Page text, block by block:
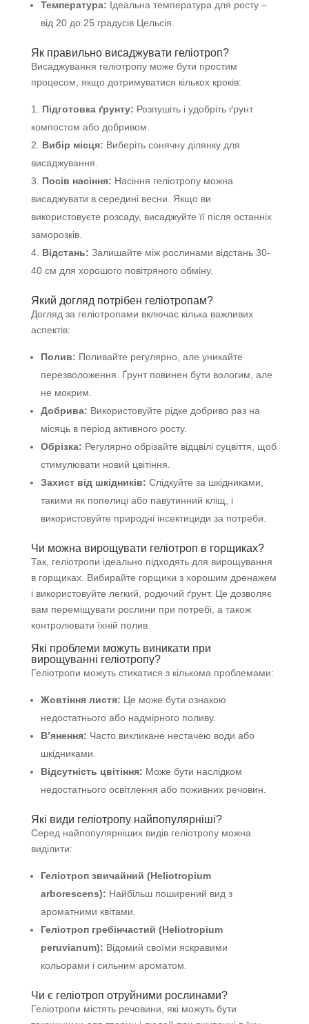
Температура: Ідеальна температура для росту –
від 20 до 25 градусів Цельсія.
Як правильно висаджувати геліотроп?
Висаджування геліотропу може бути простим
процесом, якщо дотримуватися кількох кроків:
Підготовка ґрунту: Розпушіть і удобріть ґрунт
компостом або добривом.
Вибір місця: Виберіть сонячну ділянку для
висаджування.
Посів насіння: Насіння геліотропу можна
висаджувати в середині весни. Якщо ви
використовуєте розсаду, висаджуйте її після останніх
заморозків.
Відстань: Залишайте між рослинами відстань 30-
40 см для хорошого повітряного обміну.
Який догляд потрібен геліотропам?
Догляд за геліотропами включає кілька важливих
аспектів:
Полив: Поливайте регулярно, але уникайте
перезволоження. Ґрунт повинен бути вологим, але
не мокрим.
Добрива: Використовуйте рідке добриво раз на
місяць в період активного росту.
Обрізка: Регулярно обрізайте відцвілі суцвіття, щоб
стимулювати новий цвітіння.
Захист від шкідників: Слідкуйте за шкідниками,
такими як попелиці або павутинний кліщ, і
використовуйте природні інсектициди за потреби.
Чи можна вирощувати геліотроп в горщиках?
Так, геліотропи ідеально підходять для вирощування
в горщиках. Вибирайте горщики з хорошим дренажем
і використовуйте легкий, родючий ґрунт. Це дозволяє
вам переміщувати рослини при потребі, а також
контролювати їхній полив.
Які проблеми можуть виникати при
вирощуванні геліотропу?
Геліотропи можуть стикатися з кількома проблемами:
Жовтіння листя: Це може бути ознакою
недостатнього або надмірного поливу.
В’янення: Часто викликане нестачею води або
шкідниками.
Відсутність цвітіння: Може бути наслідком
недостатнього освітлення або поживних речовин.
Які види геліотропу найпопулярніші?
Серед найпопулярніших видів геліотропу можна
виділити:
Геліотроп звичайний (Heliotropium
arborescens): Найбільш поширений вид з
ароматними квітами.
Геліотроп гребінчастий (Heliotropium
peruvianum): Відомий своїми яскравими
кольорами і сильним ароматом.
Чи є геліотроп отруйними рослинами?
Геліотропи містять речовини, які можуть бути